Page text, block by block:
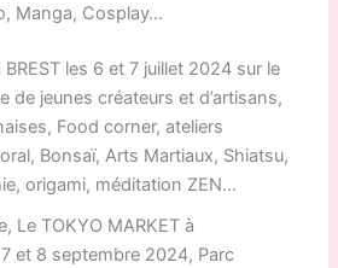
Manga, Cosplay…
BREST les 6 et 7 juillet 2024 sur le
de jeunes créateurs et d’artisans,
Food corner, ateliers
Bonsaï, Arts Martiaux, Shiatsu,
origami, méditation ZEN…
Le TOKYO MARKET à
7 et 8 septembre 2024, Parc